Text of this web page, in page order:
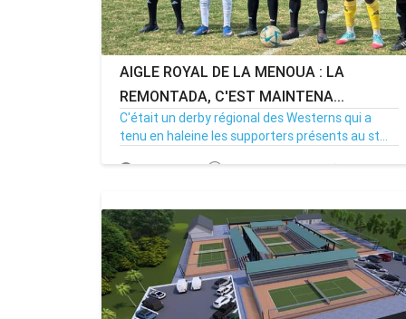
AIGLE ROYAL DE LA MENOUA : LA
REMONTADA, C'EST MAINTENA...
C'était un derby régional des Westerns qui a
tenu en haleine les supporters présents au st...
20/04/26 Par MenouActu 0